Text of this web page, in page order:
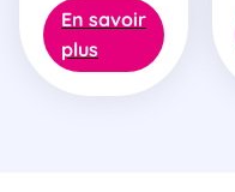
En savoir
plus